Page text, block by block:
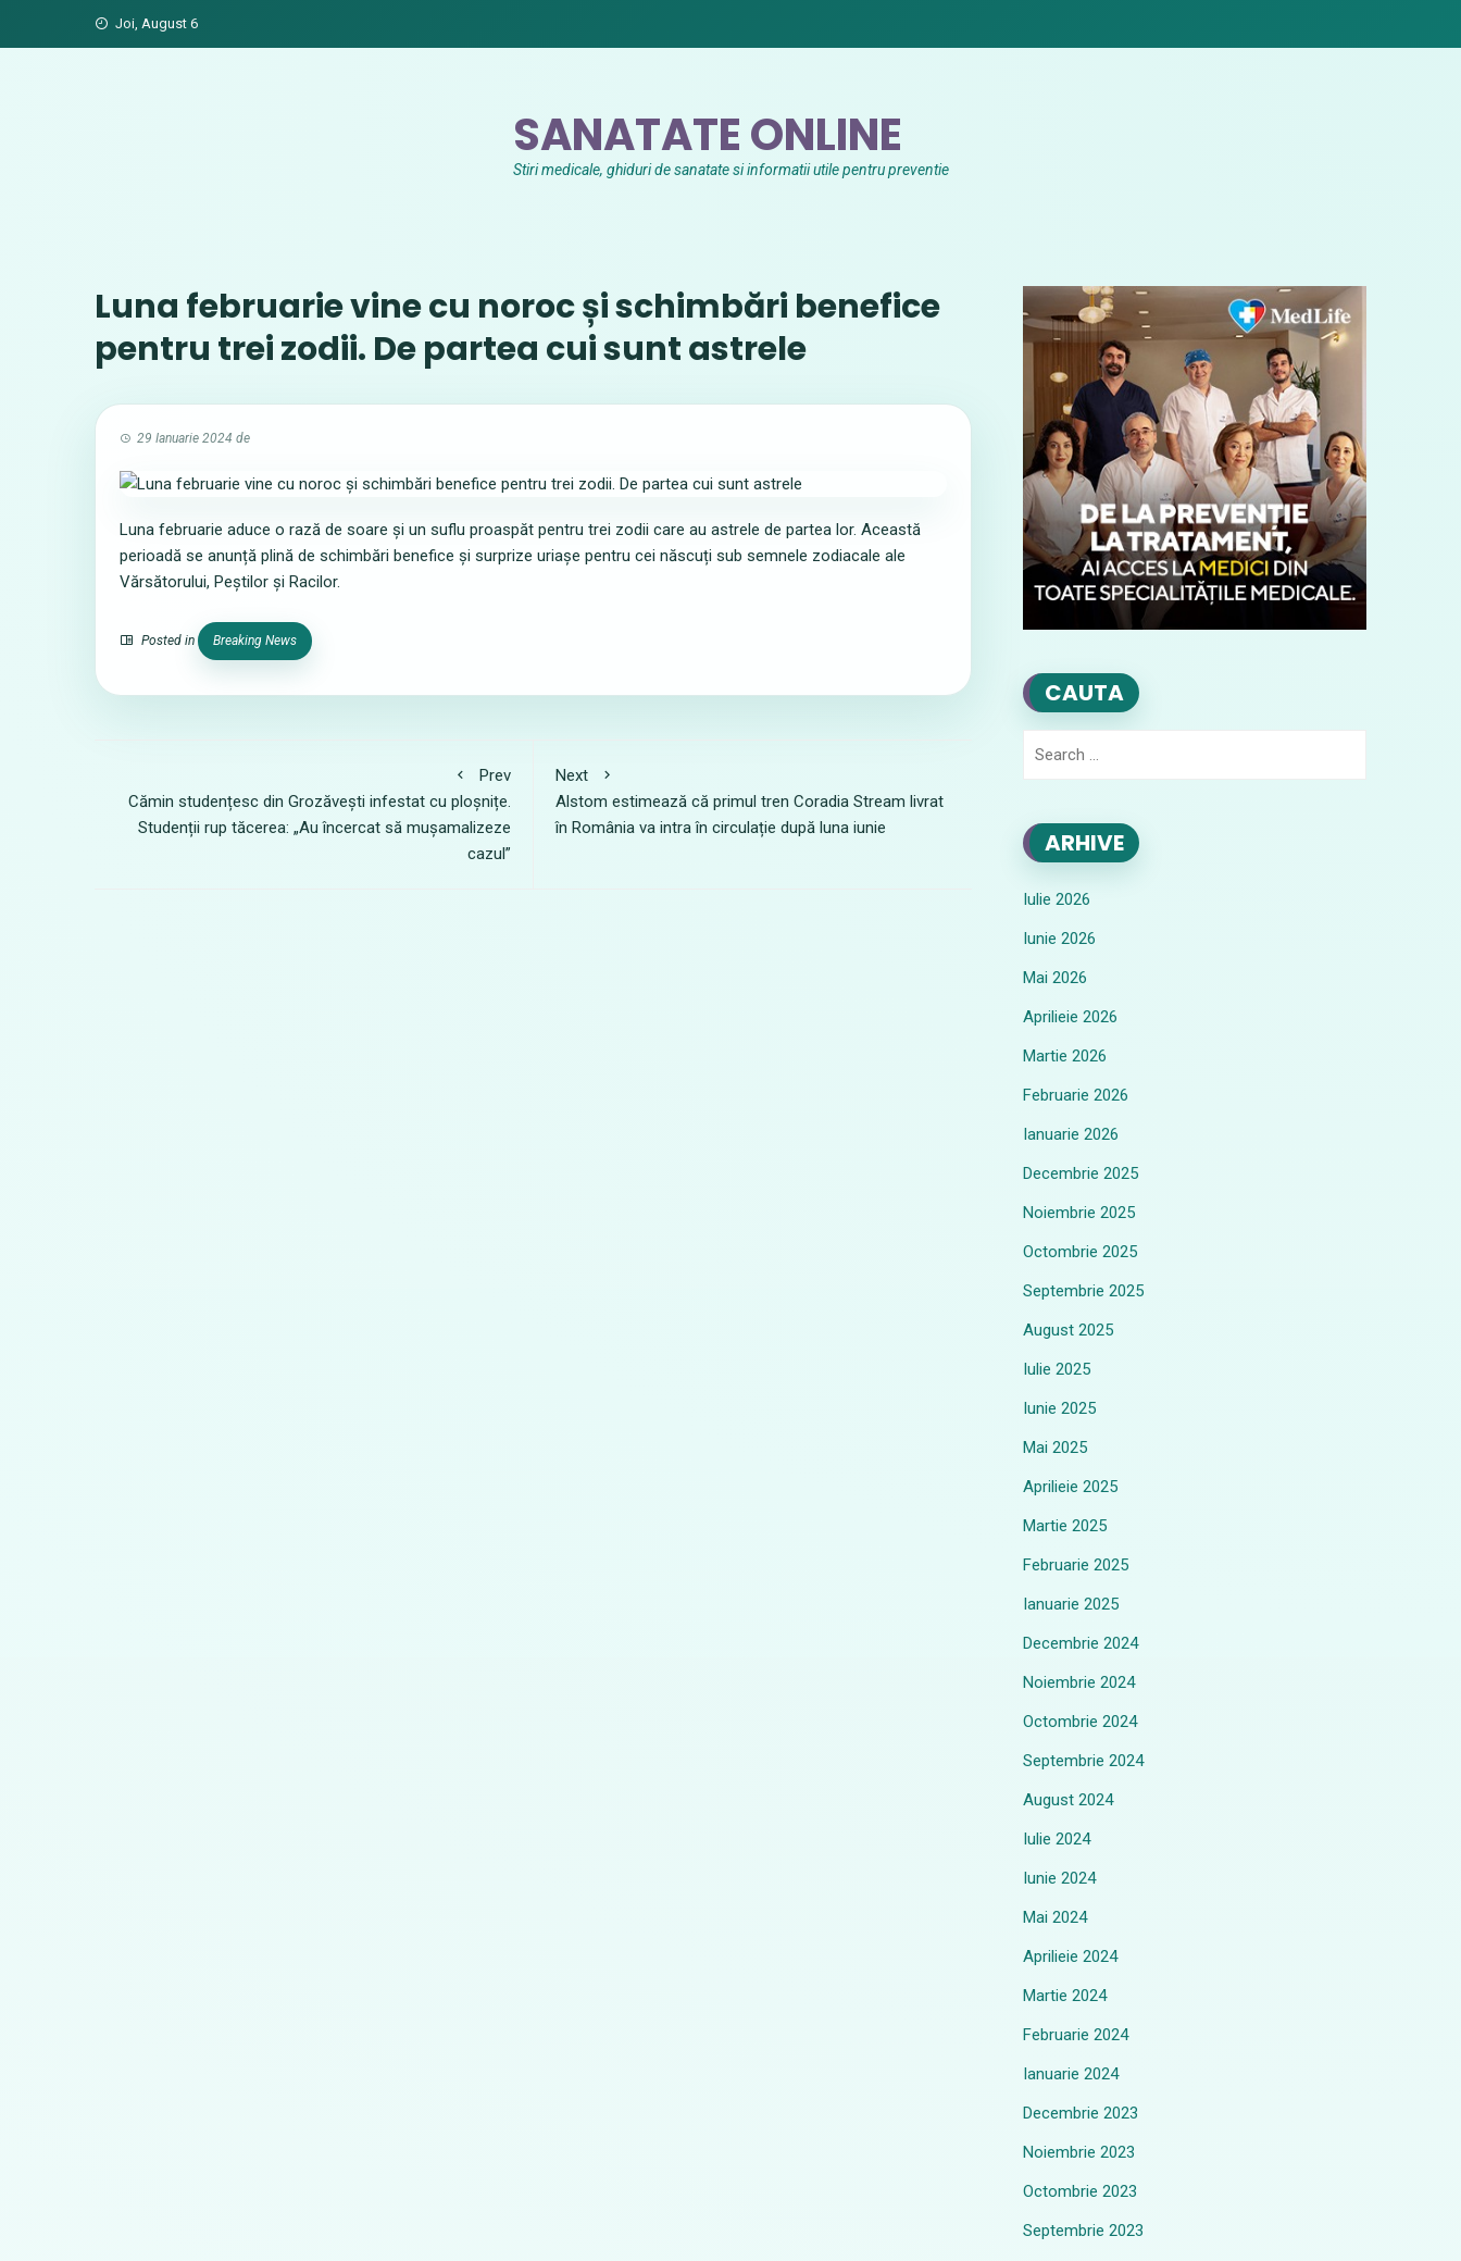
Joi, August 6
SANATATE ONLINE
Stiri medicale, ghiduri de sanatate si informatii utile pentru preventie
Luna februarie vine cu noroc și schimbări benefice
pentru trei zodii. De partea cui sunt astrele
29 Ianuarie 2024 de
Luna februarie aduce o rază de soare și un suflu proaspăt pentru trei zodii care au astrele de partea lor. Această
perioadă se anunță plină de schimbări benefice și surprize uriașe pentru cei născuți sub semnele zodiacale ale
Vărsătorului, Peștilor și Racilor.
Posted in Breaking News
Prev
Cămin studențesc din Grozăvești infestat cu ploșnițe.
Studenții rup tăcerea: „Au încercat să mușamalizeze
cazul”
Next
Alstom estimează că primul tren Coradia Stream livrat
în România va intra în circulație după luna iunie
CAUTA
ARHIVE
Iulie 2026
Iunie 2026
Mai 2026
Aprilieie 2026
Martie 2026
Februarie 2026
Ianuarie 2026
Decembrie 2025
Noiembrie 2025
Octombrie 2025
Septembrie 2025
August 2025
Iulie 2025
Iunie 2025
Mai 2025
Aprilieie 2025
Martie 2025
Februarie 2025
Ianuarie 2025
Decembrie 2024
Noiembrie 2024
Octombrie 2024
Septembrie 2024
August 2024
Iulie 2024
Iunie 2024
Mai 2024
Aprilieie 2024
Martie 2024
Februarie 2024
Ianuarie 2024
Decembrie 2023
Noiembrie 2023
Octombrie 2023
Septembrie 2023